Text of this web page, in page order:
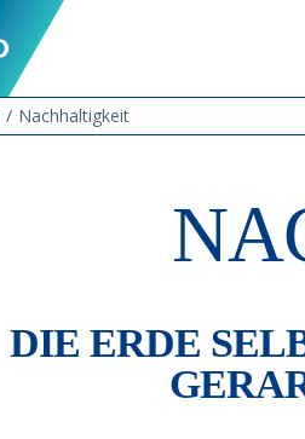
Nachhaltigkeit
DIE ERDE